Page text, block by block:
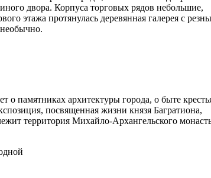
двора. Корпуса торговых рядов небольшие,
этажа протянулась деревянная галерея с
о памятниках архитектуры города, о быте
посвященная жизни князя Багратиона,
территория Михайло-Архангельского